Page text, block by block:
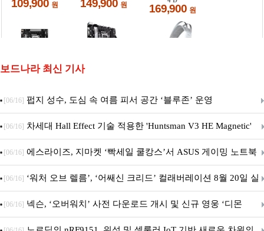
보드나라 최신 기사
[06/16] 펍지 성수, 도심 속 여름 피서 공간 ‘블루존’ 운영
[06/16] 차세대 Hall Effect 기술 적용한 'Huntsman V3 HE Magnetic'
시리즈 출시
[06/16] 에스라이즈, 지마켓 ‘빡세일 쿨캉스’서 ASUS 게이밍 노트북
특별 프로모션 진행
[06/16] ‘워처 오브 렐름’, ‘어쌔신 크리드’ 컬래버레이션 8월 20일 실
시
[06/16] 넥슨, ‘오버워치’ 사전 다운로드 개시 및 신규 영웅 ‘디몬